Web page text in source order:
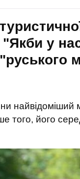
у
найвідоміший
того, його